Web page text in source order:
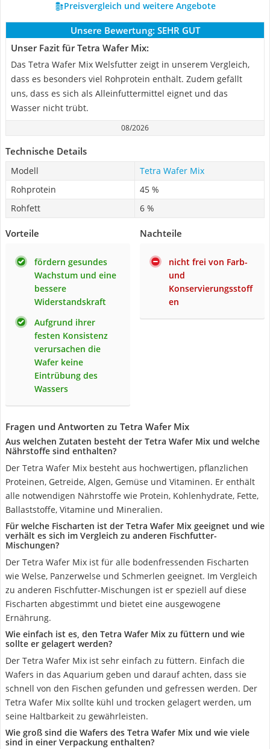
Preisvergleich und weitere Angebote
Unsere Bewertung: SEHR GUT
Unser Fazit für Tetra Wafer Mix:
Das Tetra Wafer Mix Welsfutter zeigt in unserem Vergleich,
dass es besonders viel Rohprotein enthält. Zudem gefällt
uns, dass es sich als Alleinfuttermittel eignet und das
Wasser nicht trübt.
08/2026
Technische Details
Modell
Tetra Wafer Mix
Rohprotein
45 %
Rohfett
6 %
Vorteile
fördern gesundes
Wachstum und eine
bessere
Widerstandskraft
Aufgrund ihrer
festen Konsistenz
verursachen die
Wafer keine
Eintrübung des
Wassers
Nachteile
nicht frei von Farb-
und
Konservierungsstoff
en
Fragen und Antworten zu Tetra Wafer Mix
Aus welchen Zutaten besteht der Tetra Wafer Mix und welche
Nährstoffe sind enthalten?
Der Tetra Wafer Mix besteht aus hochwertigen, pflanzlichen
Proteinen, Getreide, Algen, Gemüse und Vitaminen. Er enthält
alle notwendigen Nährstoffe wie Protein, Kohlenhydrate, Fette,
Ballaststoffe, Vitamine und Mineralien.
Für welche Fischarten ist der Tetra Wafer Mix geeignet und wie
verhält es sich im Vergleich zu anderen Fischfutter-
Mischungen?
Der Tetra Wafer Mix ist für alle bodenfressenden Fischarten
wie Welse, Panzerwelse und Schmerlen geeignet. Im Vergleich
zu anderen Fischfutter-Mischungen ist er speziell auf diese
Fischarten abgestimmt und bietet eine ausgewogene
Ernährung.
Wie einfach ist es, den Tetra Wafer Mix zu füttern und wie
sollte er gelagert werden?
Der Tetra Wafer Mix ist sehr einfach zu füttern. Einfach die
Wafers in das Aquarium geben und darauf achten, dass sie
schnell von den Fischen gefunden und gefressen werden. Der
Tetra Wafer Mix sollte kühl und trocken gelagert werden, um
seine Haltbarkeit zu gewährleisten.
Wie groß sind die Wafers des Tetra Wafer Mix und wie viele
sind in einer Verpackung enthalten?